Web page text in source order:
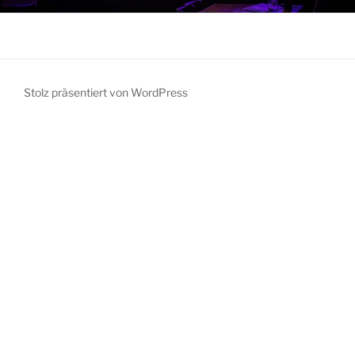
Stolz präsentiert von WordPress